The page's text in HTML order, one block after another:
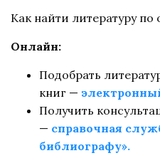
Как найти литературу
Онлайн:
Подобрать
книг —
Получить
— справочная
библиографу».